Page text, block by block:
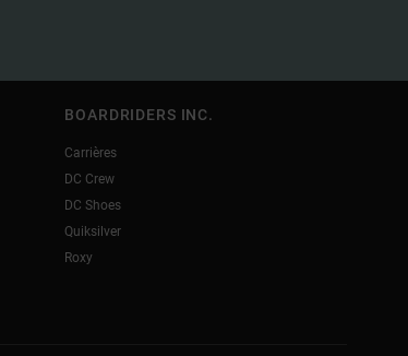
BOARDRIDERS INC.
Carrières
DC Crew
DC Shoes
Quiksilver
Roxy